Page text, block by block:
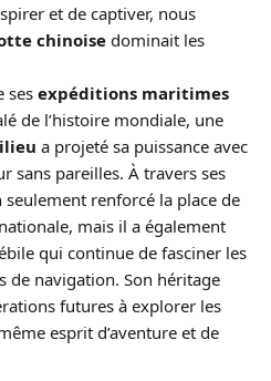
et de captiver, nous
chinoise dominait les
ses expéditions maritimes
de l’histoire mondiale, une
a projeté sa puissance avec
sans pareilles. À travers ses
seulement renforcé la place de
mais il a également
qui continue de fasciner les
de navigation. Son héritage
futures à explorer les
esprit d’aventure et de